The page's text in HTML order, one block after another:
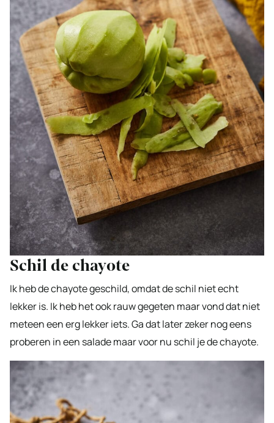
Schil de chayote
Ik heb de chayote geschild, omdat de schil niet echt
lekker is. Ik heb het ook rauw gegeten maar vond dat niet
meteen een erg lekker iets. Ga dat later zeker nog eens
proberen in een salade maar voor nu schil je de chayote.